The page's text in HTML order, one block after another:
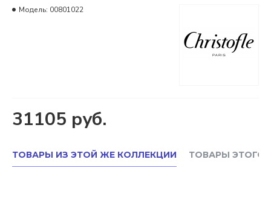
31105 руб.
Модель: 00801022
ТОВАРЫ ИЗ ЭТОЙ ЖЕ КОЛЛЕКЦИИ ТОВАРЫ ЭТОГО